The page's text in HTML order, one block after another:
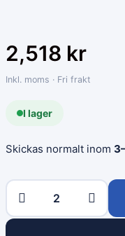
2,518 kr
Inkl. moms · Fri frakt
I lager
Skickas normalt inom